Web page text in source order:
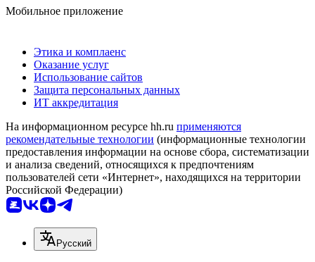
Мобильное приложение
Этика и комплаенс
Оказание услуг
Использование сайтов
Защита персональных данных
ИТ аккредитация
На информационном ресурсе hh.ru применяются
рекомендательные технологии (информационные технологии
предоставления информации на основе сбора, систематизации
и анализа сведений, относящихся к предпочтениям
пользователей сети «Интернет», находящихся на территории
Российской Федерации)
Русский